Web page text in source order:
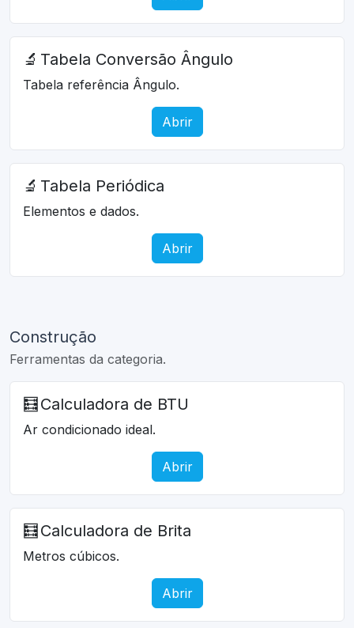
🔬 Tabela Conversão Ângulo
Tabela referência Ângulo.
Abrir
🔬 Tabela Periódica
Elementos e dados.
Abrir
Construção
Ferramentas da categoria.
🧮 Calculadora de BTU
Ar condicionado ideal.
Abrir
🧮 Calculadora de Brita
Metros cúbicos.
Abrir